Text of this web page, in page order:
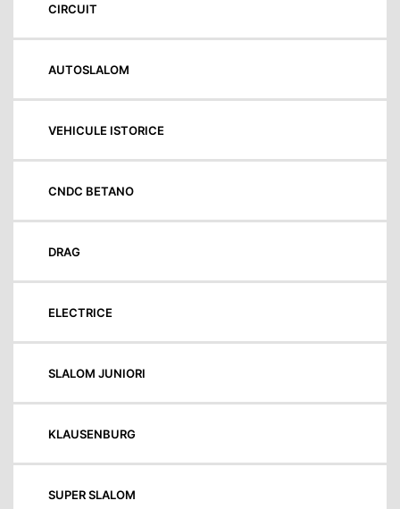
CIRCUIT
AUTOSLALOM
VEHICULE ISTORICE
CNDC BETANO
DRAG
ELECTRICE
SLALOM JUNIORI
KLAUSENBURG
SUPER SLALOM